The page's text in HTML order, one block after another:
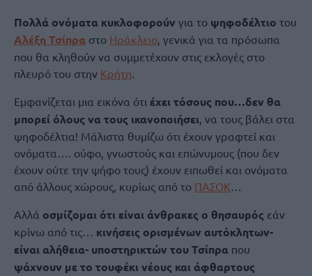
Πολλά ονόματα κυκλοφορούν για το ψηφοδέλτιο του
Αλέξη Τσίπρα στο Ηράκλειο, γενικά για τα πρόσωπα
που θα κληθούν να συμμετέχουν στις εκλογές στο
πλευρό του στην Κρήτη.
Εμφανίζεται μια εικόνα ότι έχει τόσους που…δεν θα
μπορεί όλους να τους ικανοποιήσει, να τους βάλει στα
ψηφοδέλτια! Μάλιστα θυμίζω ότι έχουν γραφτεί και
ονόματα…. ούφο, γνωστούς και επώνυμους (που δεν
έχουν ούτε την ψήφο τους) έχουν ειπωθεί και ονόματα
από άλλους χώρους, κυρίως από το ΠΑΣΟΚ…
Αλλά οσμίζομαι ότι είναι άνθρακες ο θησαυρός εάν
κρίνω από τις… κινήσεις ορισμένων αυτόκλητων-
είναι αλήθεια- υποστηρικτών του Τσίπρα που
ψάχνουν με το τουφέκι νέους και άφθαρτους